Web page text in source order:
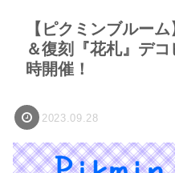
【ピクミンブルー
＆復刻『花札』デ
時開催！
2023.09.28